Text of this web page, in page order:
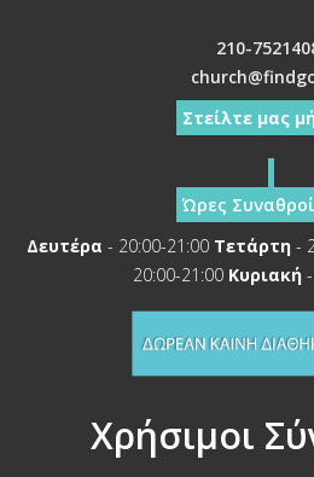
210-
Στείλτε μας
Ώρες
Δευτέρα - 20:00-21:00 Τετάρτη -
20:00-21:00 Κυριακή
Χρήσιμοι